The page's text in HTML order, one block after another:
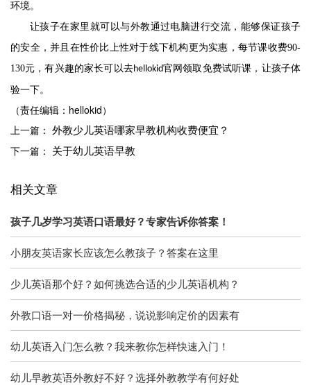
环境。
让孩子在家里就可以与外教通过电脑进行交流，能够保证孩子
的安全，并且在性价比上性对于线下机构更为实惠，每节课收费90-
130元，有兴趣的家长可以去hellokid官网领取免费试听课，让孩子体
验一下。
（责任编辑：hellokid）
上一篇： 外教少儿英语哪家早教机构收费便宜？
下一篇： 关于幼儿英语早教
相关文章
孩子几岁学习英语口语最好？专家告诉你答案！
小朋友英语家长应该怎么教孩子？答案在这里
少儿英语那个好？如何挑选合适的少儿英语机构？
外教口语一对一价格揭秘，说说影响定价的因素有
幼儿英语入门怎么教？我来教你怎样快速入门！
幼儿早教英语外教好不好？选择外教教学有何好处